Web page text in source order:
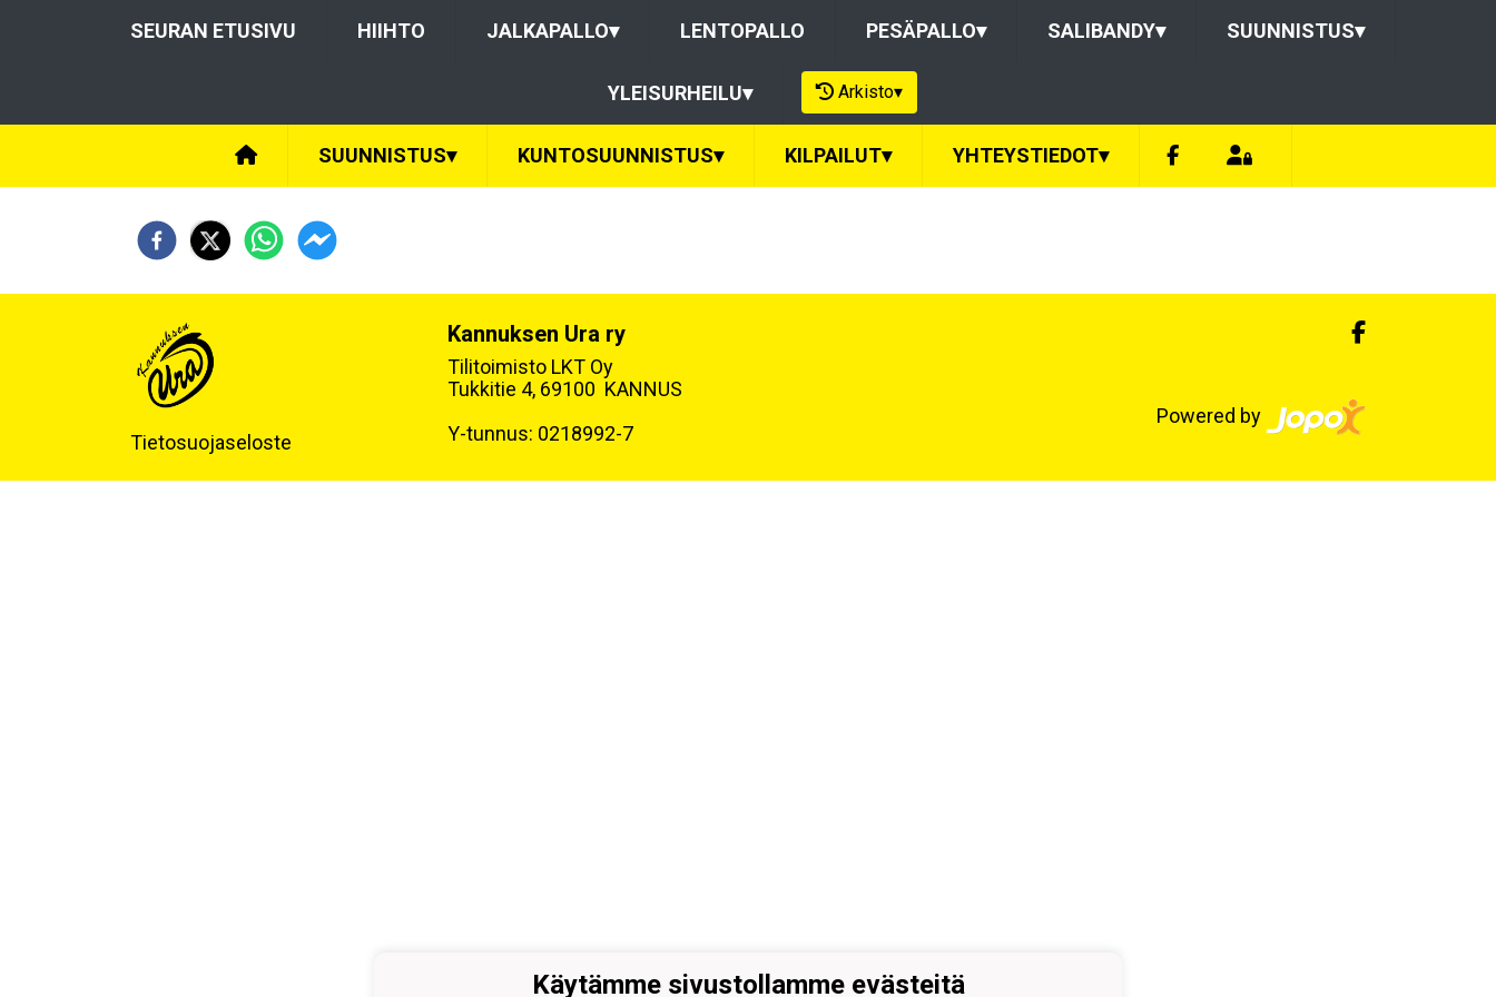
SEURAN ETUSIVU HIIHTO JALKAPALLO▾ LENTOPALLO PESÄPALLO▾ SALIBANDY▾ SUUNNISTUS▾
YLEISURHEILU▾ Arkisto▾
SUUNNISTUS▾ KUNTOSUUNNISTUS▾ KILPAILUT▾ YHTEYSTIEDOT▾
Tietosuojaseloste
Kannuksen Ura ry
Tilitoimisto LKT Oy
Tukkitie 4, 69100 KANNUS
Y-tunnus: 0218992-7
Powered by
Käytämme sivustollamme evästeitä